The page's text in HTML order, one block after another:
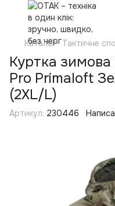
Каталог Тактичне
Куртка
Pro Primaloft
(2XL/L)
Артикул: 230446